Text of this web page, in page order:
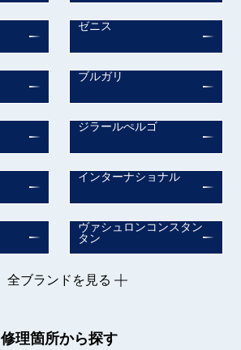
ゼニス
ブルガリ
ジラールぺルゴ
インターナショナル
ヴァシュロンコンスタン
タン
全ブランドを見る
修理箇所から探す